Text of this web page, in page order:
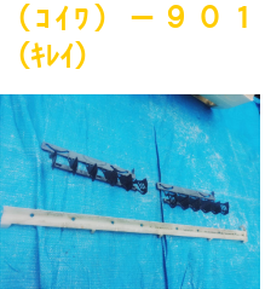
（ｺｲﾜ）－９０１
（ｷﾚｲ）